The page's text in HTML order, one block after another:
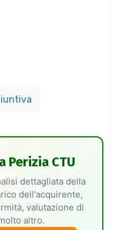
Perizia CTU
dettagliata della
dell'acquirente,
valutazione di
altro.